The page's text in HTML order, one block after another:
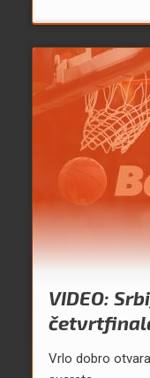
VIDEO:
Vrlo dobro